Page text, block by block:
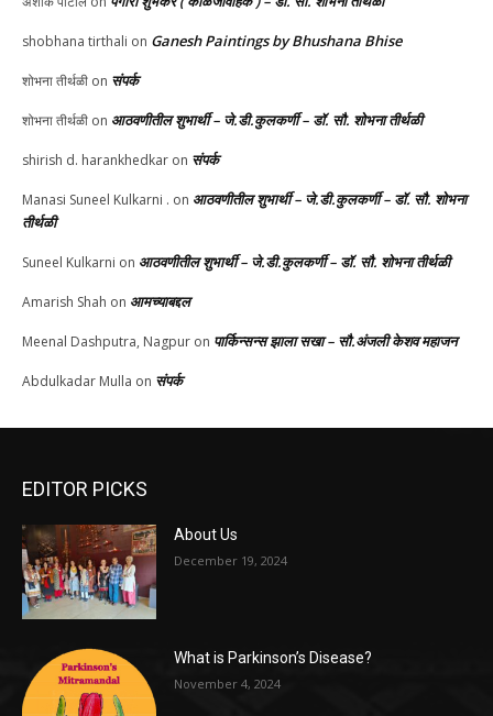
shobhana tirthali on Ganesh Paintings by Bhushana Bhise
शोभना तीर्थळी on संपर्क
शोभना तीर्थळी on आठवणीतील शुभार्थी – जे.डी.कुलकर्णी – डॉ. सौ. शोभना तीर्थळी
shirish d. harankhedkar on संपर्क
Manasi Suneel Kulkarni . on आठवणीतील शुभार्थी – जे.डी.कुलकर्णी – डॉ. सौ. शोभना
तीर्थळी
Suneel Kulkarni on आठवणीतील शुभार्थी – जे.डी.कुलकर्णी – डॉ. सौ. शोभना तीर्थळी
Amarish Shah on आमच्याबद्दल
Meenal Dashputra, Nagpur on पार्किन्सन्स झाला सखा – सौ.अंजली केशव महाजन
Abdulkadar Mulla on संपर्क
EDITOR PICKS
About Us
December 19, 2024
What is Parkinson’s Disease?
November 4, 2024